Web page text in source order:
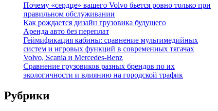
Почему «сердце» вашего Volvo бьется ровно только при
правильном обслуживании
Как рождается дизайн грузовика будущего
Аренда авто без переплат
Геймификация кабины: сравнение мультимедийных
систем и игровых функций в современных тягачах
Volvo, Scania и Mercedes-Benz
Сравнение грузовиков разных брендов по их
экологичности и влиянию на городской трафик
Рубрики